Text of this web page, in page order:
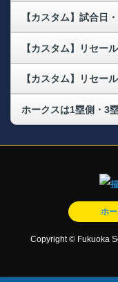
【カスタム】リセー
【カスタム】リセー
ホークスは1塁側・3
ホ
Copyright © Fukuoka